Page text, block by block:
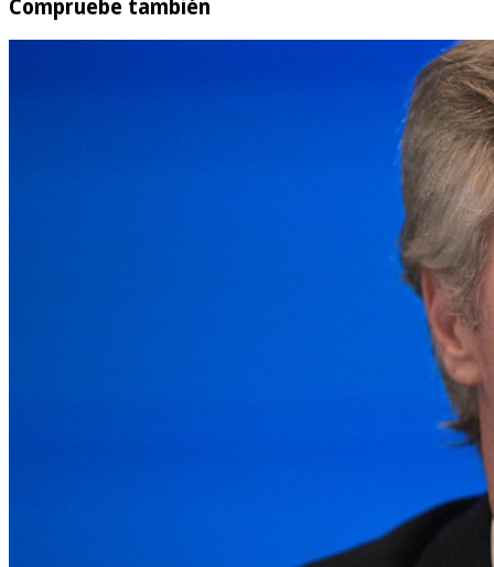
Compruebe también